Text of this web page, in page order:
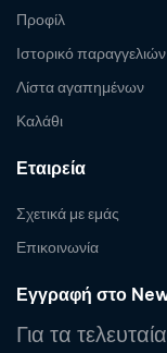
Προφίλ
Ιστορικό παραγγελιών
Λίστα αγαπημένων
Καλάθι
Εταιρεία
Σχετικά με εμάς
Επικοινωνία
Εγγραφή στο
Για τα